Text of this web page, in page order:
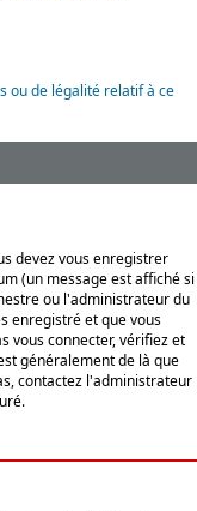
ou de légalité relatif à ce
devez vous enregistrer
(un message est affiché si
ou l'administrateur du
enregistré et que vous
vous connecter, vérifiez et
généralement de là que
contactez l'administrateur